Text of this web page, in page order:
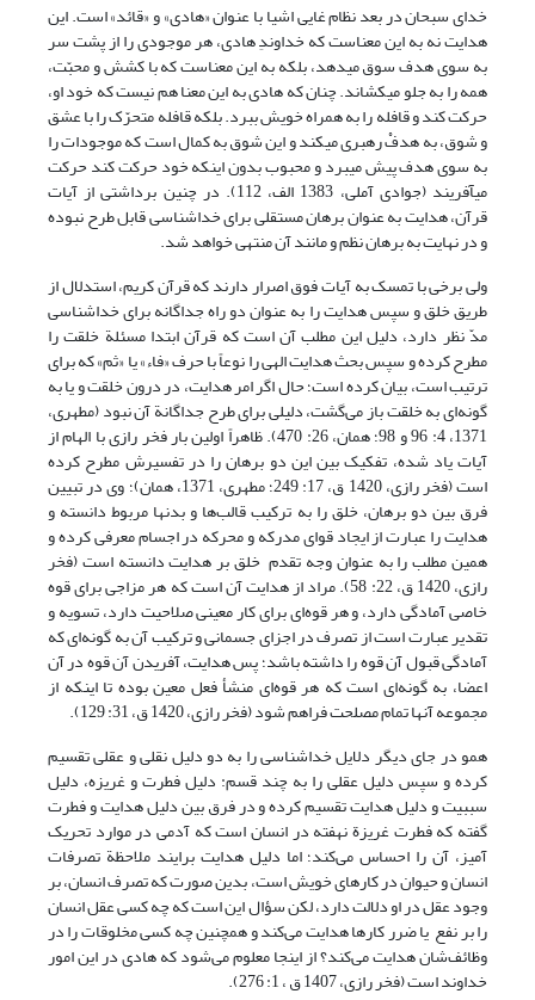
خدای سبحان در بعد نظام غایی اشیا با عنوان «هادی» و «قائد» است. این
هدایت نه به این معناست که خداوندِ هادی، هر موجودی را از پشت سر
به سوی هدف سوق می‏دهد، بلکه به این معناست که با کشش و محبّت،
همه را به جلو می‏کشاند. چنان که هادی به این معنا هم نیست که خود او،
حرکت کند و قافله را به همراه خویش ببرد. بلکه قافله متحرّک را با عشق
و شوق، به هدفْ رهبری می‏کند و این شوق به کمال است که موجودات را
به سوی هدف پیش می‏برد و محبوب بدون اینکه خود حرکت کند حرکت
می‏آفریند (جوادی آملی، 1383 الف، 112). در چنین برداشتی از آیات
قرآن، هدایت به عنوان برهان مستقلی برای خداشناسی قابل طرح نبوده
و در نهایت به برهان نظم و مانند آن منتهی خواهد شد.
ولی برخی با تمسک به آیات فوق اصرار دارند که قرآن کریم، استدلال از
طریق خلق و سپس هدایت را به عنوان دو راه جداگانه برای خداشناسی
مدّ نظر دارد، دلیل این مطلب آن است که قرآن ابتدا مسئلة خلقت را
مطرح کرده و سپس بحث هدایت الهی را نوعاً با حرف «فاء» یا «ثم» که برای
ترتیب است، بیان کرده است؛ حال اگر امر هدایت، در درون خلقت و یا به
گونه‌ای به خلقت باز می‌گشت، دلیلی برای طرح جداگانة آن نبود (مطهری،
1371، ‏4: 96 و 98؛ همان، 26: 470). ظاهراً اولین بار فخر رازی با الهام از
آیات یاد شده، تفکیک بین این دو برهان را در تفسیرش مطرح کرده
است (فخر رازی، 1420 ق، 17: 249؛ مطهری، 1371، همان)؛ وی در تبیین
فرق بین دو برهان، خلق را به ترکیب قالب‌ها و بدنها مربوط دانسته و
هدایت را عبارت از ایجاد قوای مدرکه و محرکه در اجسام معرفی کرده و
همین مطلب را به عنوان وجه تقدم خلق بر هدایت دانسته است (فخر
رازی، 1420 ق، ‏22: 58). مراد از هدایت آن است که هر مزاجی برای قوه
خاصی آمادگی دارد، و هر قوه‌ای برای کار معینی صلاحیت دارد، تسویه و
تقدیر عبارت است از تصرف در اجزای جسمانی و ترکیب آن به گونه‌ای که
آمادگی قبول آن قوه را داشته باشد؛ پس هدایت، آفریدن آن قوه در آن
اعضا، به گونه‌ای است که هر قوه‌ای منشأ فعل معین بوده تا اینکه از
مجموعه آنها تمام مصلحت فراهم شود (فخر رازی، 1420 ق، 31: 129).
همو در جای دیگر دلایل خداشناسی را به دو دلیل نقلی و عقلی تقسیم
کرده و سپس دلیل عقلی را به چند قسم: دلیل فطرت و غریزه، دلیل
سببیت و دلیل هدایت تقسیم کرده و در فرق بین دلیل هدایت و فطرت
گفته که فطرت غریزة نهفته در انسان است که آدمی در موارد تحریک
آمیز، آن را احساس می‌کند؛ اما دلیل هدایت برایند ملاحظة تصرفات
انسان و حیوان در کارهای خویش است، بدین صورت که تصرف انسان، بر
وجود عقل در او دلالت دارد، لکن سؤال این است که چه کسی عقل انسان
را بر نفع یا ضرر کارها هدایت می‌کند و همچنین چه کسی مخلوقات را در
وظائف‌شان هدایت می‌کند؟ از اینجا معلوم می‌شود که هادی در این امور
خداوند است (فخر رازی، 1407 ق ، ‏1: 276).